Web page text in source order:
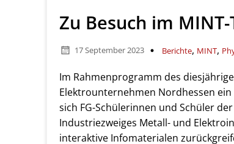
Zu Besuch im
17 September 2023 Berichte, MINT,
Im Rahmenprogramm des
Elektrounternehmen Nordhessen
sich FG-Schülerinnen und Schüler
Industriezweiges Metall- und
interaktive Infomaterialen